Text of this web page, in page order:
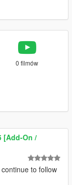
0 filmów
[Add-On /
to follow